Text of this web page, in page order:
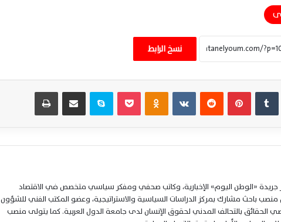
نسخ الرابط
لينكدإن بينتيريست ‏VKontakte سكايب مشاركة عبر البريد
جريدة «الوطن اليوم» الإخبارية، وكاتب صحفي ومفكر سياسي متخصص في الاقتصاد
باحث مشارك بمركز الدراسات السياسية والاستراتيجية، وعضو المكتب الفني للشؤون
الحقائق بالتحالف المدني لحقوق الإنسان لدى جامعة الدول العربية. كما يتولى منصب
ضربة أمريكية تستهدف مقرًا للحرس الثوري
شمال إيران وتصاعد التوترات العسكرية
الإقليمية اليوم
خطير يهدد أمن وأسواق الطاقة العالمية
إسرائيل تترقب اتساع المواجهة الأمريكية
الإيرانية وتستعد لسيناريوهات عسكرية محتملة
جديدة